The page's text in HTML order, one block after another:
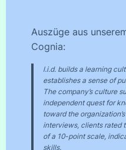
Auszüge aus
Cognia:
l.i.d. builds a learning
establishes a sense of
The company’s culture
independent quest for
toward the
interviews, clients rated
of a 10-point scale,
skills.